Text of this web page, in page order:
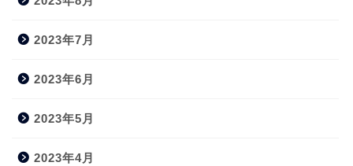
2023年7月
2023年6月
2023年5月
2023年4月